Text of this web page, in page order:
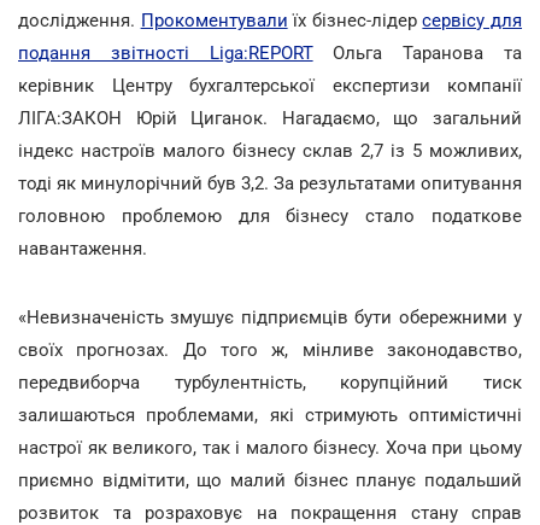
дослідження. Прокоментували їх бізнес-лідерсервісу для
подання звітності Liga:REPORTОльга Таранова та
керівник Центру бухгалтерської експертизи компанії
ЛІГА:ЗАКОН Юрій Циганок. Нагадаємо, що загальний
індекс настроїв малого бізнесу склав 2,7 із 5 можливих,
тоді як минулорічний був 3,2. За результатами опитування
головною проблемою для бізнесу стало податкове
навантаження.
«Невизначеність змушує підприємців бути обережними у
своїх прогнозах. До того ж, мінливе законодавство,
передвиборча турбулентність, корупційний тиск
залишаються проблемами, які стримують оптимістичні
настрої як великого, так і малого бізнесу. Хоча при цьому
приємно відмітити, що малий бізнес планує подальший
розвиток та розраховує на покращення стану справ